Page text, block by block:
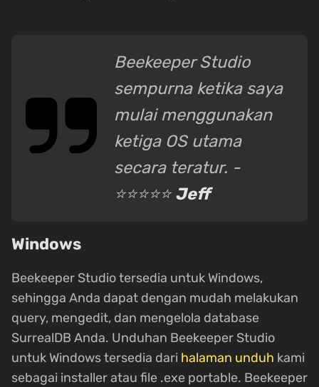
Beekeeper Studio
sempurna ketika saya
mulai menggunakan
ketiga OS utama
secara teratur. -
⭐⭐⭐⭐⭐ Jeff
Windows
Beekeeper Studio tersedia untuk Windows,
sehingga Anda dapat dengan mudah melakukan
query, mengedit, dan mengelola database
SurrealDB Anda. Unduhan Beekeeper Studio
untuk Windows tersedia dari halaman unduh kami
sebagai installer atau file .exe portable. Beekeeper